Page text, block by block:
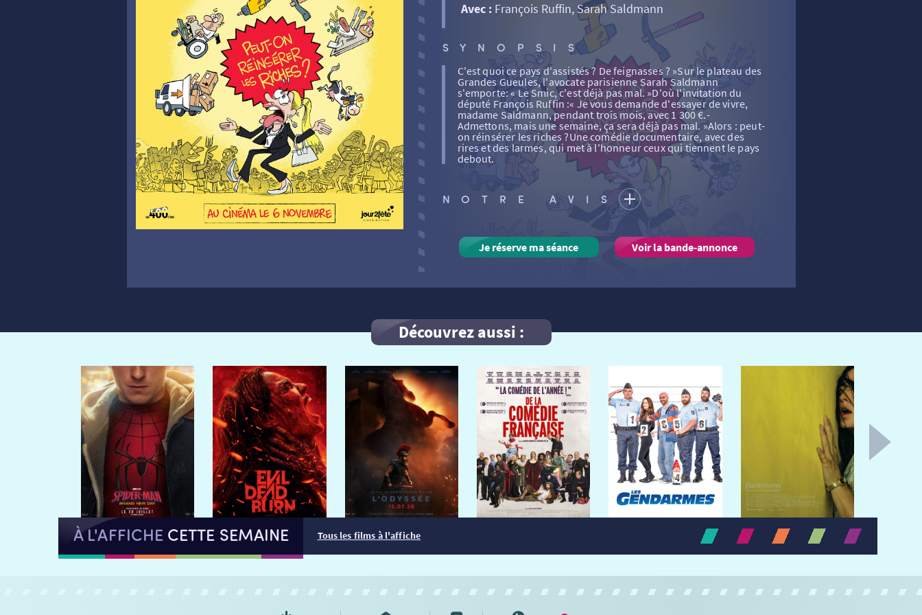
Avec :François Ruffin, Sarah Saldmann
SYNOPSIS
C'est quoi ce pays d'assistés ? De feignasses ? »Sur le plateau des
Grandes Gueules, l'avocate parisienne Sarah Saldmann
s'emporte: « Le Smic, c'est déjà pas mal. »D'où l'invitation du
député François Ruffin :« Je vous demande d'essayer de vivre,
madame Saldmann, pendant trois mois, avec 1 300 €.-
Admettons, mais une semaine, ça sera déjà pas mal. »Alors : peut-
on réinsérer les riches ?Une comédie documentaire, avec des
rires et des larmes, qui met à l'honneur ceux qui tiennent le pays
debout.
NOTRE AVIS
Je réserve ma séance Voir la bande-annonce
Découvrez aussi :
À L'AFFICHE CETTE SEMAINE Tous les films à l'affiche